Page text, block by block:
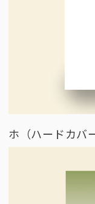
ホ（ハードカバ